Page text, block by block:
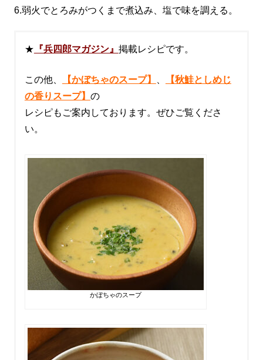
6.弱火でとろみがつくまで煮込み、塩で味を調える。
★ 『兵四郎マガジン』 掲載レシピです。
この他、 【かぼちゃのスープ】
【秋鮭としめじ
の香りスープ】 の
レシピもご案内しております。ぜひご覧くださ
い。
かぼちゃのスープ